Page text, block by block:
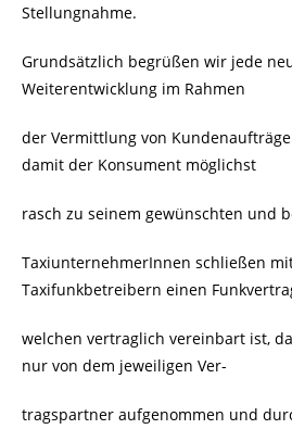
Stellungnahme.
Grundsätzlich begrüßen wir jede
Weiterentwicklung im Rahmen
der Vermittlung von
damit der Konsument möglichst
rasch zu seinem gewünschten und
TaxiunternehmerInnen schließen
Taxifunkbetreibern einen
welchen vertraglich vereinbart ist,
nur von dem jeweiligen Ver-
tragspartner aufgenommen und